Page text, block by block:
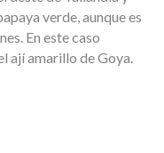
verde, aunque es
En este caso
ají amarillo de Goya.